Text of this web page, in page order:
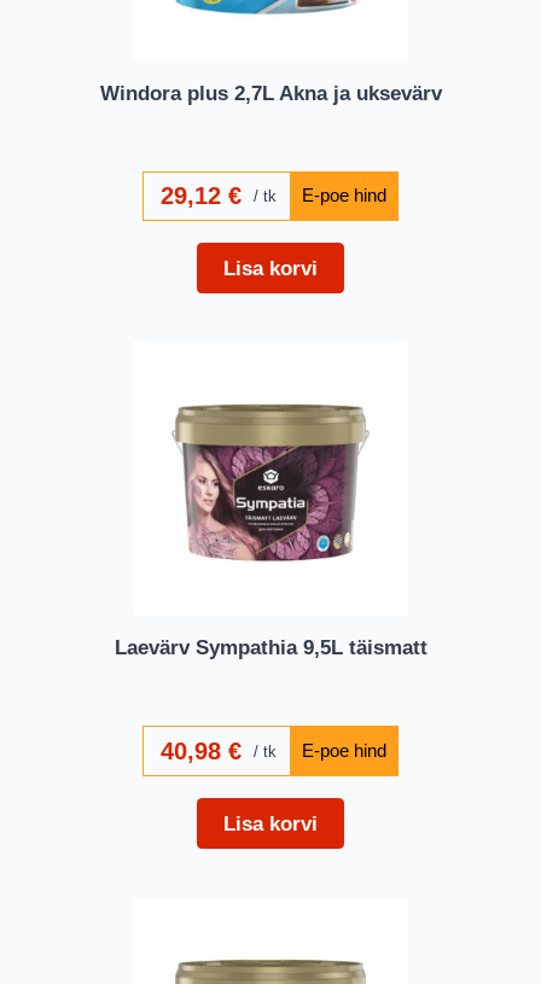
Windora plus 2,7L Akna ja uksevärv
29,12 € tk
Lisa korvi
Laevärv Sympathia 9,5L täismatt
40,98 € tk
Lisa korvi